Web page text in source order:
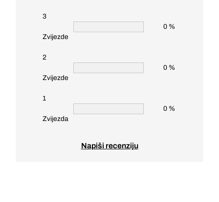
3
Zvijezde
0 %
2
Zvijezde
0 %
1
Zvijezda
0 %
Napiši recenziju